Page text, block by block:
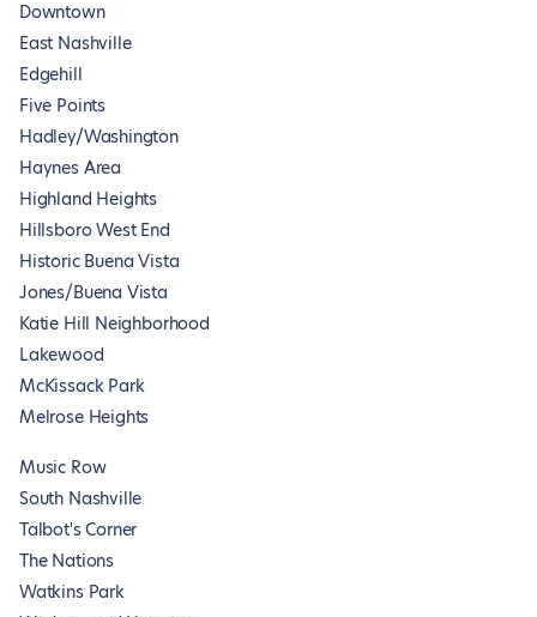
Downtown
East Nashville
Edgehill
Five Points
Hadley/Washington
Haynes Area
Highland Heights
Hillsboro West End
Historic Buena Vista
Jones/Buena Vista
Katie Hill Neighborhood
Lakewood
McKissack Park
Melrose Heights
Music Row
South Nashville
Talbot's Corner
The Nations
Watkins Park